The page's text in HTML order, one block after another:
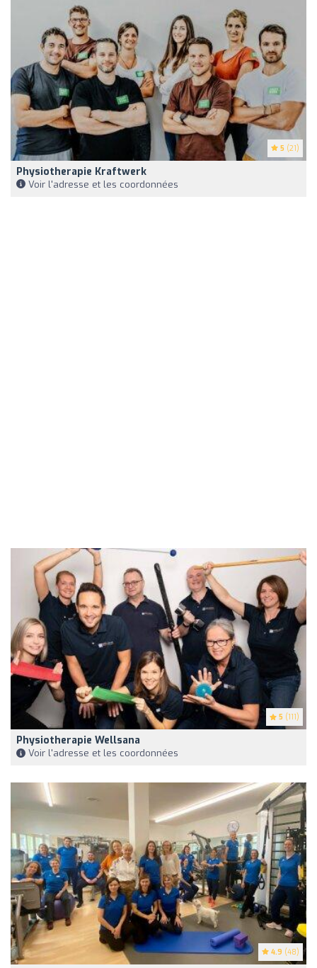
5 (21)
Physiotherapie Kraftwerk
Voir l'adresse et les coordonnées
5 (111)
Physiotherapie Wellsana
Voir l'adresse et les coordonnées
4.9 (48)